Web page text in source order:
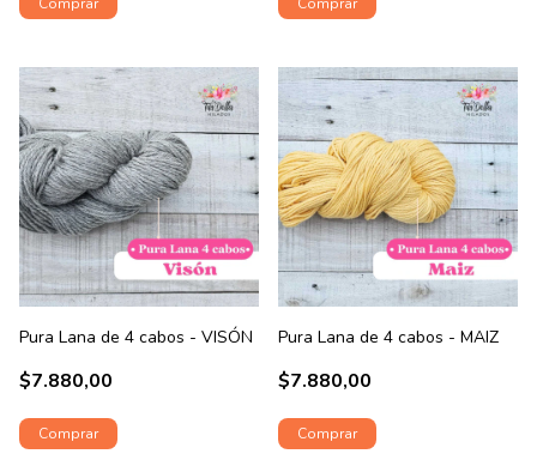
Pura Lana de 4 cabos - VISÓN
$7.880,00
Pura Lana de 4 cabos - MAIZ
$7.880,00